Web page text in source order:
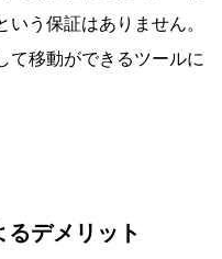
う保証はありません。
て移動ができるツールに
デメリット